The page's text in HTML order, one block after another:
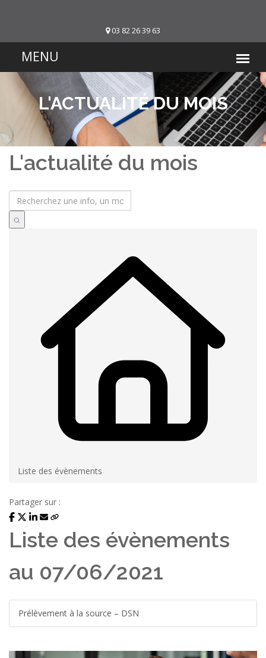
03 82 26 39 63
L'ACTUALITÉ DU MOIS
L'actualité du mois
Liste des évènements
Partager sur :
Liste des évènements
au 07/06/2021
Prélèvement à la source – DSN